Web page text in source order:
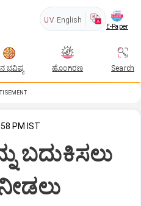
UV English
E-Paper
ಭವಿಷ್ಯ ಹೊಂಗಿರಣ Search
PM IST
ಬದುಕಿಸಲು